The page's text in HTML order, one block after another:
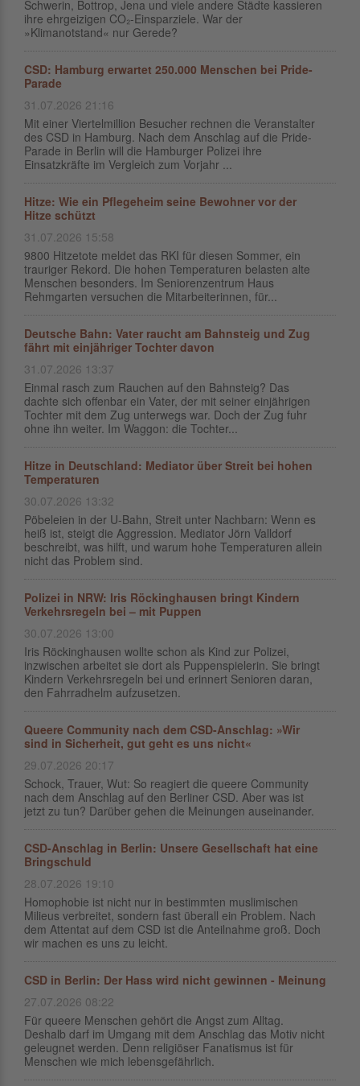
Schwerin, Bottrop, Jena und viele andere Städte kassieren
ihre ehrgeizigen CO₂-Einsparziele. War der
»Klimanotstand« nur Gerede?
CSD: Hamburg erwartet 250.000 Menschen bei Pride-
Parade
31.07.2026 21:16
Mit einer Viertelmillion Besucher rechnen die Veranstalter
des CSD in Hamburg. Nach dem Anschlag auf die Pride-
Parade in Berlin will die Hamburger Polizei ihre
Einsatzkräfte im Vergleich zum Vorjahr ...
Hitze: Wie ein Pflegeheim seine Bewohner vor der
Hitze schützt
31.07.2026 15:58
9800 Hitzetote meldet das RKI für diesen Sommer, ein
trauriger Rekord. Die hohen Temperaturen belasten alte
Menschen besonders. Im Seniorenzentrum Haus
Rehmgarten versuchen die Mitarbeiterinnen, für...
Deutsche Bahn: Vater raucht am Bahnsteig und Zug
fährt mit einjähriger Tochter davon
31.07.2026 13:37
Einmal rasch zum Rauchen auf den Bahnsteig? Das
dachte sich offenbar ein Vater, der mit seiner einjährigen
Tochter mit dem Zug unterwegs war. Doch der Zug fuhr
ohne ihn weiter. Im Waggon: die Tochter...
Hitze in Deutschland: Mediator über Streit bei hohen
Temperaturen
30.07.2026 13:32
Pöbeleien in der U-Bahn, Streit unter Nachbarn: Wenn es
heiß ist, steigt die Aggression. Mediator Jörn Valldorf
beschreibt, was hilft, und warum hohe Temperaturen allein
nicht das Problem sind.
Polizei in NRW: Iris Röckinghausen bringt Kindern
Verkehrsregeln bei – mit Puppen
30.07.2026 13:00
Iris Röckinghausen wollte schon als Kind zur Polizei,
inzwischen arbeitet sie dort als Puppenspielerin. Sie bringt
Kindern Verkehrsregeln bei und erinnert Senioren daran,
den Fahrradhelm aufzusetzen.
Queere Community nach dem CSD-Anschlag: »Wir
sind in Sicherheit, gut geht es uns nicht«
29.07.2026 20:17
Schock, Trauer, Wut: So reagiert die queere Community
nach dem Anschlag auf den Berliner CSD. Aber was ist
jetzt zu tun? Darüber gehen die Meinungen auseinander.
CSD-Anschlag in Berlin: Unsere Gesellschaft hat eine
Bringschuld
28.07.2026 19:10
Homophobie ist nicht nur in bestimmten muslimischen
Milieus verbreitet, sondern fast überall ein Problem. Nach
dem Attentat auf dem CSD ist die Anteilnahme groß. Doch
wir machen es uns zu leicht.
CSD in Berlin: Der Hass wird nicht gewinnen - Meinung
27.07.2026 08:22
Für queere Menschen gehört die Angst zum Alltag.
Deshalb darf im Umgang mit dem Anschlag das Motiv nicht
geleugnet werden. Denn religiöser Fanatismus ist für
Menschen wie mich lebensgefährlich.